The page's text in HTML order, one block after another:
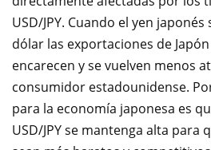
USD/JPY. Cuando el yen
dólar las exportaciones de
encarecen y se vuelven menos
consumidor estadounidense.
para la economía japonesa es
USD/JPY se mantenga alta para